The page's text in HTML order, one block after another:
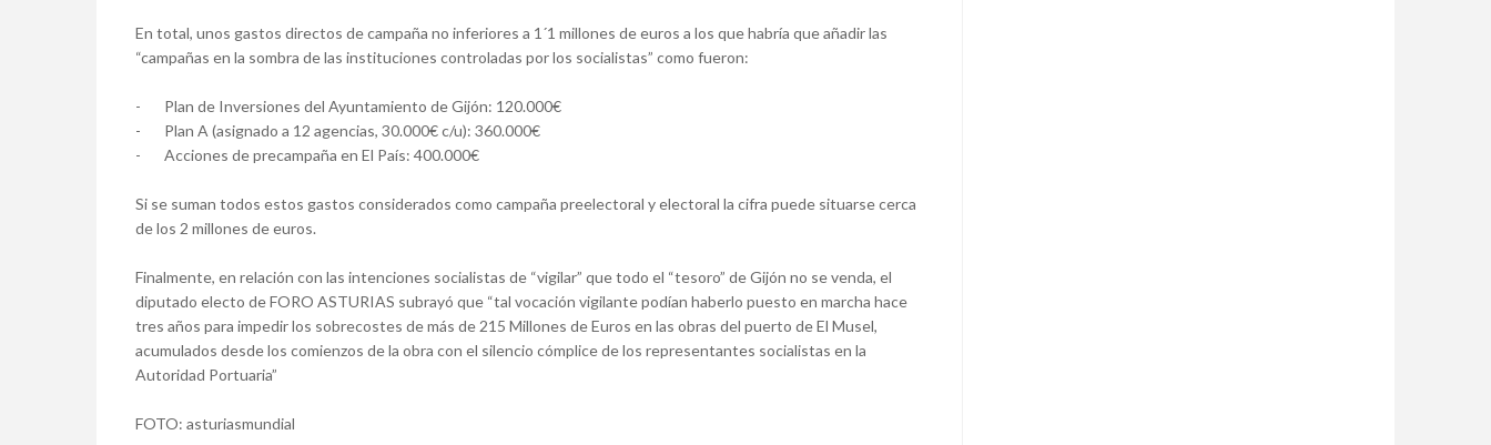
En total, unos gastos directos de campaña no inferiores a 1´1 millones de euros a los que habría que añadir las
“campañas en la sombra de las instituciones controladas por los socialistas” como fueron:
- Plan de Inversiones del Ayuntamiento de Gijón: 120.000€
- Plan A (asignado a 12 agencias, 30.000€ c/u): 360.000€
- Acciones de precampaña en El País: 400.000€
Si se suman todos estos gastos considerados como campaña preelectoral y electoral la cifra puede situarse cerca
de los 2 millones de euros.
Finalmente, en relación con las intenciones socialistas de “vigilar” que todo el “tesoro” de Gijón no se venda, el
diputado electo de FORO ASTURIAS subrayó que “tal vocación vigilante podían haberlo puesto en marcha hace
tres años para impedir los sobrecostes de más de 215 Millones de Euros en las obras del puerto de El Musel,
acumulados desde los comienzos de la obra con el silencio cómplice de los representantes socialistas en la
Autoridad Portuaria”
FOTO: asturiasmundial